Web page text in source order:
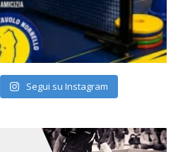
Segui su Instagram